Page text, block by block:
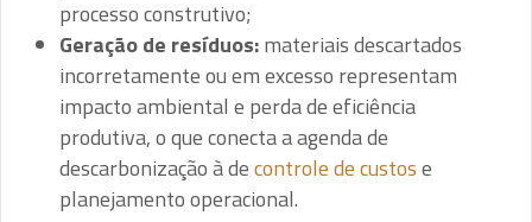
processo construtivo;
Geração de resíduos:materiais descartados
incorretamente ou em excesso representam
impacto ambiental e perda de eficiência
produtiva, o que conecta a agenda de
descarbonização à decontrole de custose
planejamento operacional.